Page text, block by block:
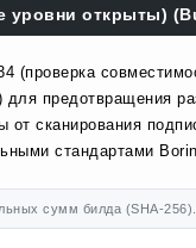
уровни открыты)
(проверка
предотвращения
сканирования
стандартами
сумм билда (SHA-256).